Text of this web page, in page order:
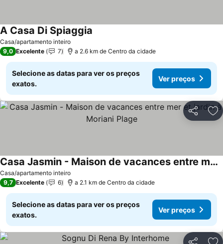
Casa/apartamento inteiro
A Casa Di Spiaggia
9,0 Excelente 7 a 2.6 km de Centro da cidade
Selecione as datas para ver os preços
exatos.
Ver preços
Partilhar
Casa/apartamento inteiro
Casa Jasmin - Maison de vacances entre mer et jardin à Moriani Plage
9,7 Excelente 6 a 2.1 km de Centro da cidade
Selecione as datas para ver os preços
exatos.
Ver preços